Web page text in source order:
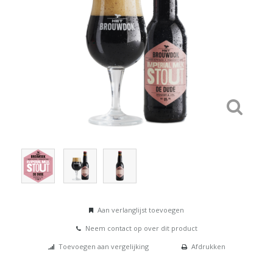
Aan verlanglijst toevoegen
Neem contact op over dit product
Toevoegen aan vergelijking
Afdrukken